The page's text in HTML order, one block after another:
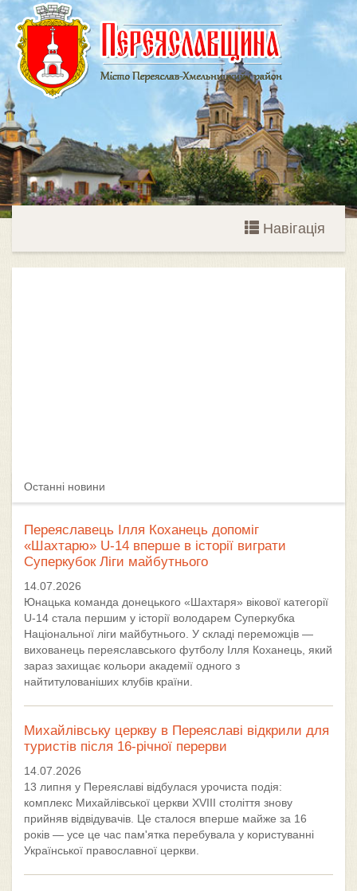
Навігація
Останні новини
Переяславець Ілля Коханець допоміг
«Шахтарю» U-14 вперше в історії виграти
Суперкубок Ліги майбутнього
14.07.2026
Юнацька команда донецького «Шахтаря» вікової категорії
U-14 стала першим у історії володарем Суперкубка
Національної ліги майбутнього. У складі переможців —
вихованець переяславського футболу Ілля Коханець, який
зараз захищає кольори академії одного з
найтитулованіших клубів країни.
Михайлівську церкву в Переяславі відкрили для
туристів після 16-річної перерви
14.07.2026
13 липня у Переяславі відбулася урочиста подія:
комплекс Михайлівської церкви XVIII століття знову
прийняв відвідувачів. Це сталося вперше майже за 16
років — усе це час пам'ятка перебувала у користуванні
Української православної церкви.